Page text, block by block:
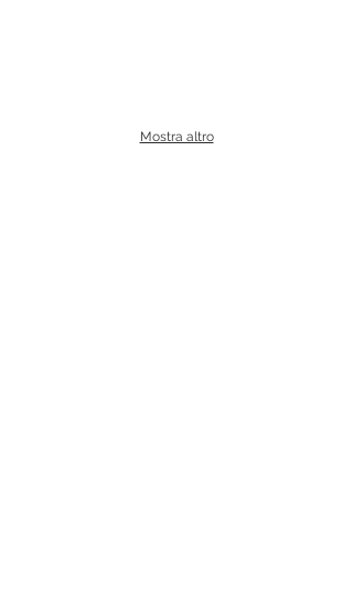
Mostra altro